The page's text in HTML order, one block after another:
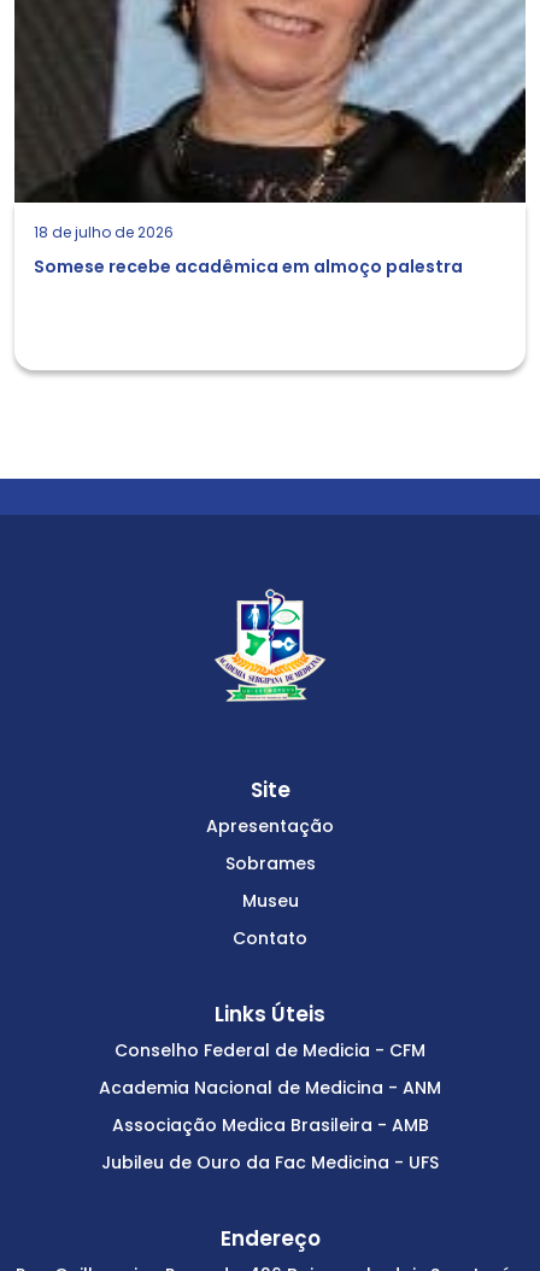
18 de julho de 2026
Somese recebe acadêmica em almoço palestra
Site
Apresentação
Sobrames
Museu
Contato
Links Úteis
Conselho Federal de Medicia - CFM
Academia Nacional de Medicina - ANM
Associação Medica Brasileira - AMB
Jubileu de Ouro da Fac Medicina - UFS
Endereço